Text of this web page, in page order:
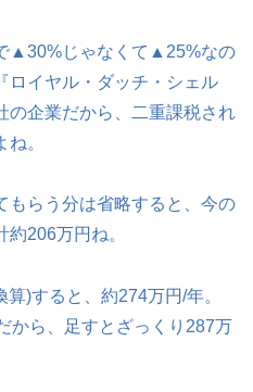
▲30%じゃなくて▲25%なの
ロイヤル・ダッチ・シェル
の企業だから、二重課税され
。
もらう分は省略すると、今の
206万円ね。
)すると、約274万円/年。
から、足すとざっくり287万